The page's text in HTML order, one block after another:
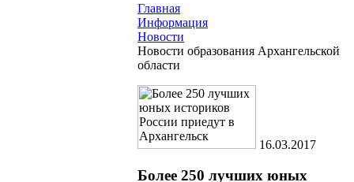
Главная
Информация
Новости
Новости образования Архангельской
области
16.03.2017
Более 250 лучших юных